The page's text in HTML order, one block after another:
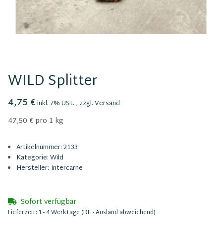
WILD Splitter
4,75 €inkl. 7% USt. , zzgl.Versand
47,50 € pro 1 kg
Artikelnummer:2133
Kategorie:Wild
Hersteller: Intercarne
Sofort verfügbar
Lieferzeit: 1 - 4 Werktage(DE - Ausland abweichend)